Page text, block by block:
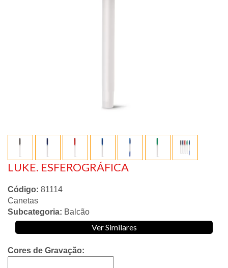
LUKE. ESFEROGRÁFICA
Código: 81114
Canetas
Subcategoria: Balcão
Ver Similares
Cores de Gravação: